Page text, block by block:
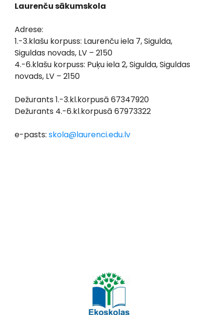
Laurenču sākumskola
Adrese:
1.-3.klašu korpuss: Laurenču iela 7, Sigulda,
Siguldas novads, LV – 2150
4.-6.klašu korpuss: Puķu iela 2, Sigulda, Siguldas
novads, LV – 2150
Dežurants 1.-3.kl.korpusā 67347920
Dežurants 4.-6.kl.korpusā 67973322
e-pasts: skola@laurenci.edu.lv